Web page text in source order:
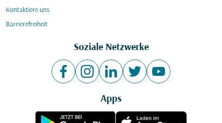
Kontaktiere uns
Barrierefreiheit
Soziale Netzwerke
Apps